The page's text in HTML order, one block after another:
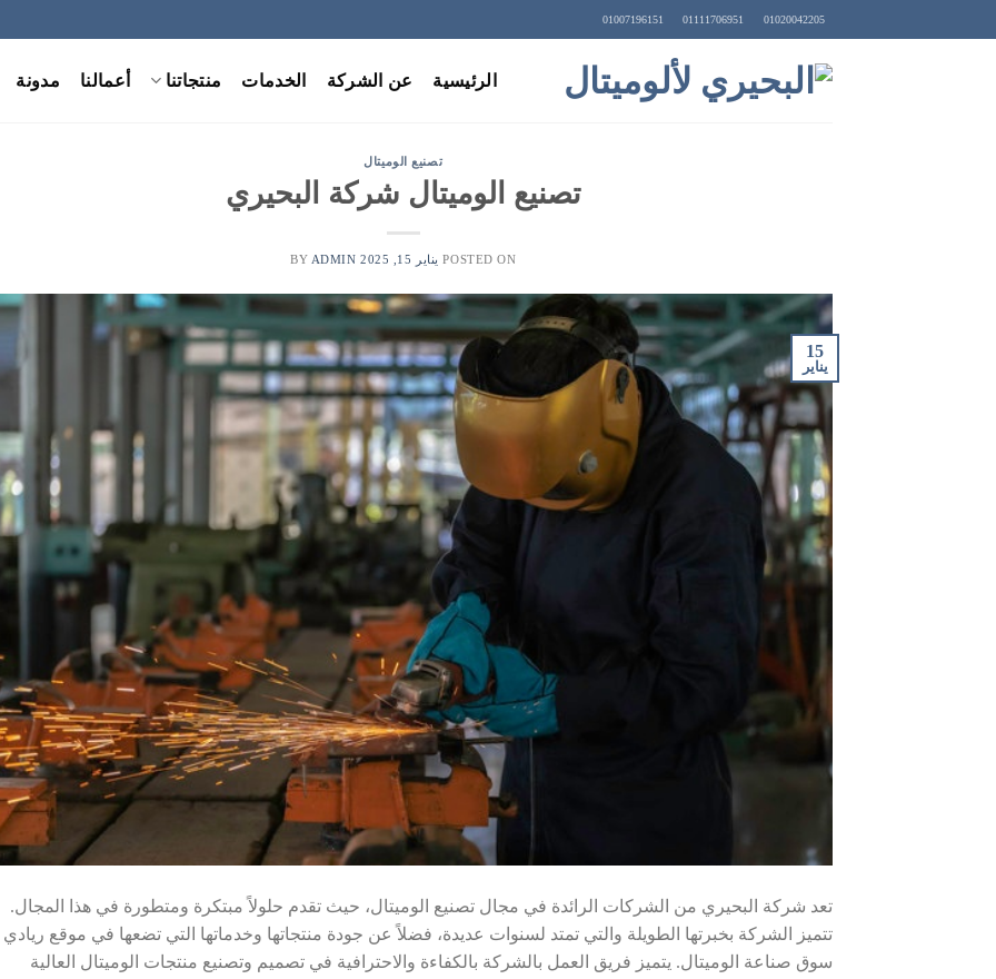
to
01020042205
01111706951
01007196151
الرئيسية عن الشركة الخدمات منتجاتنا أعمالنا مدونة
تصنيع الوميتال
تصنيع الوميتال شركة البحيري
POSTED ON يناير 15, 2025 BY
ADMIN
15
يناير
تعد شركة البحيري من الشركات الرائدة في مجال تصنيع الوميتال، حيث تقدم حلولاً مبتكرة ومتطورة في هذا المجال.
تتميز الشركة بخبرتها الطويلة والتي تمتد لسنوات عديدة، فضلاً عن جودة منتجاتها وخدماتها التي تضعها في موقع
سوق صناعة الوميتال. يتميز فريق العمل بالشركة بالكفاءة والاحترافية في تصميم وتصنيع منتجات الوميتال العالية